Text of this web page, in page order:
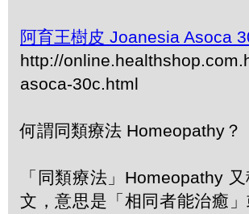
阿育王樹皮 Joanesia Asoca
http://
asoca-30c.html
何謂同類療法 Homeopathy？
「同類療法」Homeopathy
文，意思是「相同者能治癒